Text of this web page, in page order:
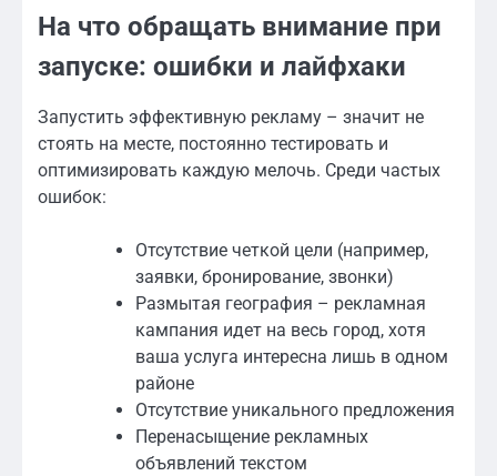
На что обращать внимание при
запуске: ошибки и лайфхаки
Запустить эффективную рекламу – значит не
стоять на месте, постоянно тестировать и
оптимизировать каждую мелочь. Среди частых
ошибок:
Отсутствие четкой цели (например,
заявки, бронирование, звонки)
Размытая география – рекламная
кампания идет на весь город, хотя
ваша услуга интересна лишь в одном
районе
Отсутствие уникального предложения
Перенасыщение рекламных
объявлений текстом